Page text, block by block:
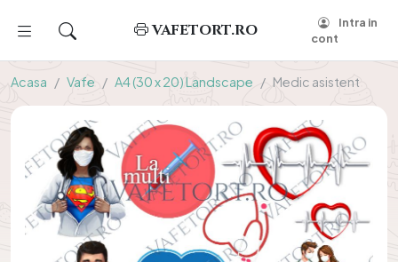
VAFETORT.RO
Intra in
cont
Acasa Vafe A4 (30 x 20) Landscape Medic asistent